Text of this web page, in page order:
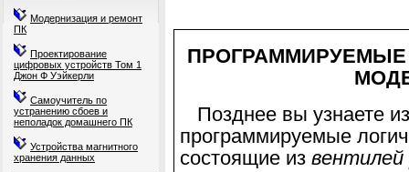
Модернизация и ремонт
ПК
Проектирование
цифровых устройств Том 1
Джон Ф Уэйкерли
Самоучитель по
устранению сбоев и
неполадок домашнего ПК
Устройства магнитного
хранения данных
ПРОГРАММИРУЕМЫЕ
Позднее вы узнаете
программируемые
состоящие из